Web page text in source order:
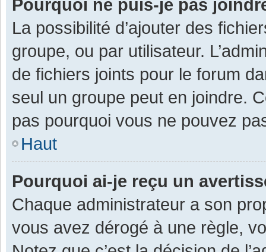
Pourquoi ne puis-je pas
La possibilité d’ajouter des
groupe, ou par utilisateur.
de fichiers joints pour le forum
seul un groupe peut en joindre.
pas pourquoi vous ne pouvez
Haut
Pourquoi ai-je reçu un
Chaque administrateur a son
vous avez dérogé à une règle,